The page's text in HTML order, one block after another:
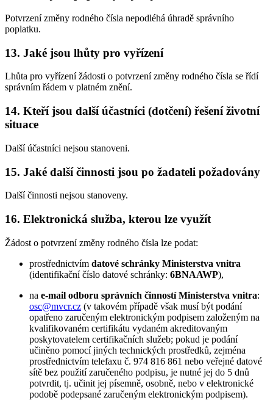
Potvrzení změny rodného čísla nepodléhá úhradě správního
poplatku.
13. Jaké jsou lhůty pro vyřízení
Lhůta pro vyřízení žádosti o potvrzení změny rodného čísla se řídí
správním řádem v platném znění.
14. Kteří jsou další účastníci (dotčení) řešení životní
situace
Další účastníci nejsou stanoveni.
15. Jaké další činnosti jsou po žadateli požadovány
Další činnosti nejsou stanoveny.
16. Elektronická služba, kterou lze využít
Žádost o potvrzení změny rodného čísla lze podat:
prostřednictvím datové schránky Ministerstva vnitra
(identifikační číslo datové schránky: 6BNAAWP),
na e-mail odboru správních činností Ministerstva vnitra:
osc@mvcr.cz (v takovém případě však musí být podání
opatřeno zaručeným elektronickým podpisem založeným na
kvalifikovaném certifikátu vydaném akreditovaným
poskytovatelem certifikačních služeb; pokud je podání
učiněno pomocí jiných technických prostředků, zejména
prostřednictvím telefaxu č. 974 816 861 nebo veřejné datové
sítě bez použití zaručeného podpisu, je nutné jej do 5 dnů
potvrdit, tj. učinit jej písemně, osobně, nebo v elektronické
podobě podepsané zaručeným elektronickým podpisem).